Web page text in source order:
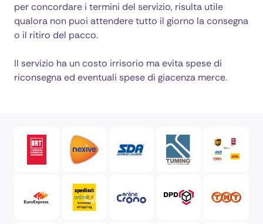
per concordare i termini del servizio, risulta utile
qualora non puoi attendere tutto il giorno la consegna
o il ritiro del pacco.
Il servizio ha un costo irrisorio ma evita spese di
riconsegna ed eventuali spese di giacenza merce.